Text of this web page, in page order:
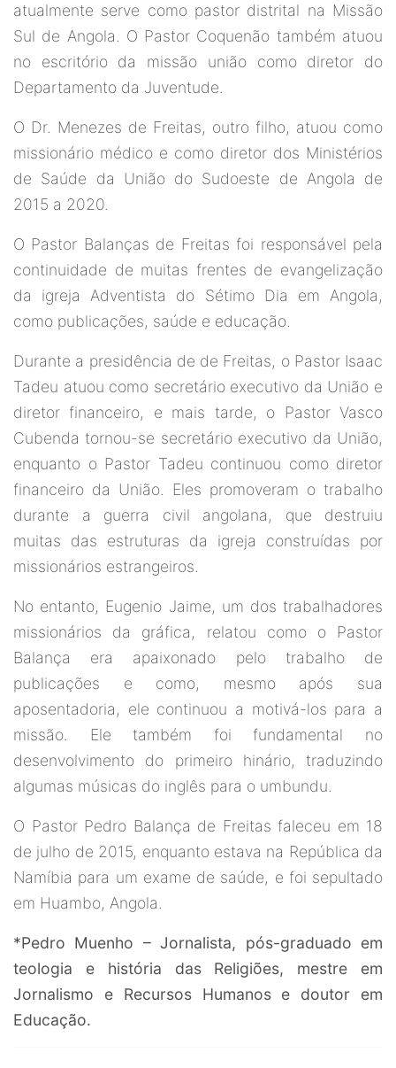
atualmente serve como pastor distrital na Missão
Sul de Angola. O Pastor Coquenão também atuou
no escritório da missão união como diretor do
Departamento da Juventude.
O Dr. Menezes de Freitas, outro filho, atuou como
missionário médico e como diretor dos Ministérios
de Saúde da União do Sudoeste de Angola de
2015 a 2020.
O Pastor Balanças de Freitas foi responsável pela
continuidade de muitas frentes de evangelização
da igreja Adventista do Sétimo Dia em Angola,
como publicações, saúde e educação.
Durante a presidência de de Freitas, o Pastor Isaac
Tadeu atuou como secretário executivo da União e
diretor financeiro, e mais tarde, o Pastor Vasco
Cubenda tornou-se secretário executivo da União,
enquanto o Pastor Tadeu continuou como diretor
financeiro da União. Eles promoveram o trabalho
durante a guerra civil angolana, que destruiu
muitas das estruturas da igreja construídas por
missionários estrangeiros.
No entanto, Eugenio Jaime, um dos trabalhadores
missionários da gráfica, relatou como o Pastor
Balança era apaixonado pelo trabalho de
publicações e como, mesmo após sua
aposentadoria, ele continuou a motivá-los para a
missão. Ele também foi fundamental no
desenvolvimento do primeiro hinário, traduzindo
algumas músicas do inglês para o umbundu.
O Pastor Pedro Balança de Freitas faleceu em 18
de julho de 2015, enquanto estava na República da
Namíbia para um exame de saúde, e foi sepultado
em Huambo, Angola.
*Pedro Muenho – Jornalista, pós-graduado em
teologia e história das Religiões, mestre em
Jornalismo e Recursos Humanos e doutor em
Educação.